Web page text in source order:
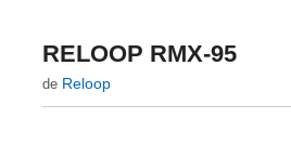
RELOOP RMX-95
de Reloop